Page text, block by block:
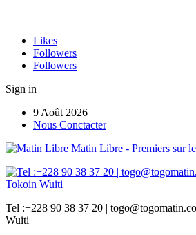
Likes
Followers
Followers
Sign in
9 Août 2026
Nous Conctacter
Matin Libre - Premiers sur
Tel :+228 90 38 37 20 |
Wuiti